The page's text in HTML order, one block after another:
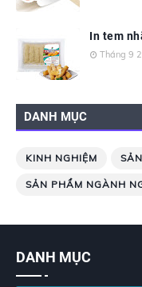
In tem
Tháng 9
DANH MỤC
KINH NGHIỆM
SẢN PHẨM NGÀNH
DANH MỤC